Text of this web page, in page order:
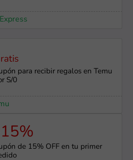
para recibir regalos en Temu
S/0
de 15% OFF en tu primer